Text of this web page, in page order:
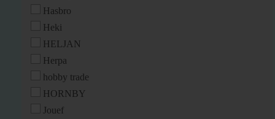
Hasbro
Heki
HELJAN
Herpa
hobby trade
HORNBY
Jouef